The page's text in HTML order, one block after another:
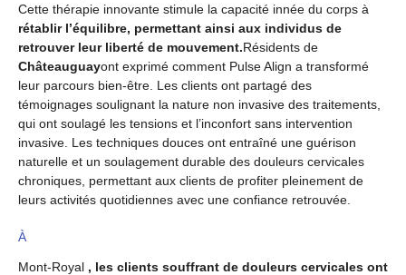
Cette thérapie innovante stimule la capacité innée du corps à
rétablir l’équilibre, permettant ainsi aux individus de
retrouver leur liberté de mouvement.Résidents de
Châteauguayont exprimé comment Pulse Align a transformé
leur parcours bien-être. Les clients ont partagé des
témoignages soulignant la nature non invasive des traitements,
qui ont soulagé les tensions et l’inconfort sans intervention
invasive. Les techniques douces ont entraîné une guérison
naturelle et un soulagement durable des douleurs cervicales
chroniques, permettant aux clients de profiter pleinement de
leurs activités quotidiennes avec une confiance retrouvée.
À
Mont-Royal , les clients souffrant de douleurs cervicales ont